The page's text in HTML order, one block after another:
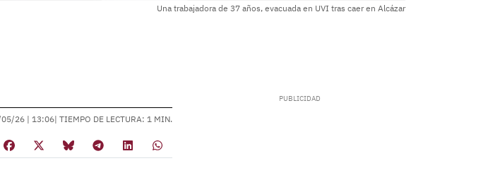
Una trabajadora de 37 años, evacuada en UVI tras caer en Alcázar
26 | 13:06| TIEMPO DE LECTURA: 1 MIN.